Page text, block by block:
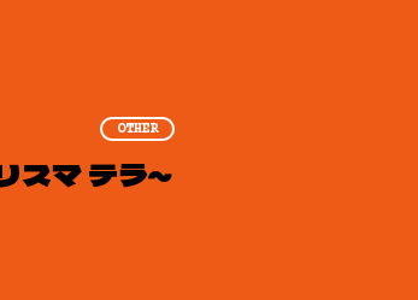
スマ テラ～
OTHER